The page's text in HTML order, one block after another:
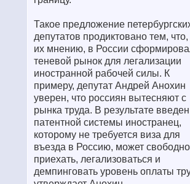
Такое предложение
депутатов продиктовано тем,
их мнению, в России
теневой рынок для легализации
иностранной рабочей силы. К
примеру, депутат Андрей Анохин
уверен, что россиян вытесняют с
рынка труда. В результате
патентной системы иностранец,
которому не требуется виза для
въезда в Россию, может свободно
приехать, легализоваться и
демпинговать уровень оплаты